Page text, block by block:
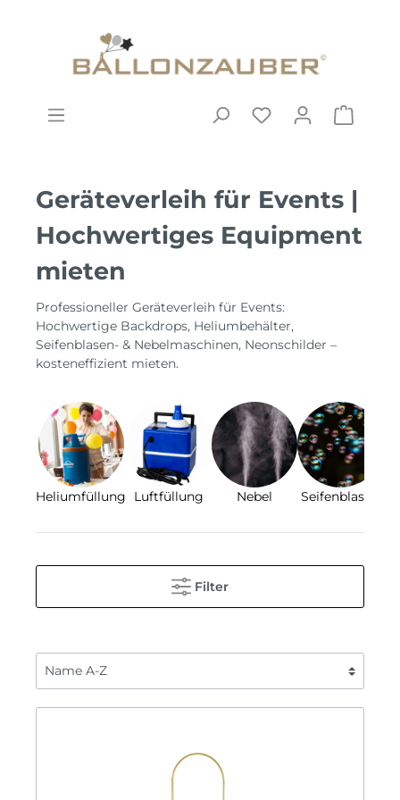
Geräteverleih für Events |
Hochwertiges Equipment
mieten
Professioneller Geräteverleih für Events:
Hochwertige Backdrops, Heliumbehälter,
Seifenblasen- & Nebelmaschinen, Neonschilder –
kosteneffizient mieten.
Heliumfüllung Luftfüllung Nebel Seifenblasen
Filter